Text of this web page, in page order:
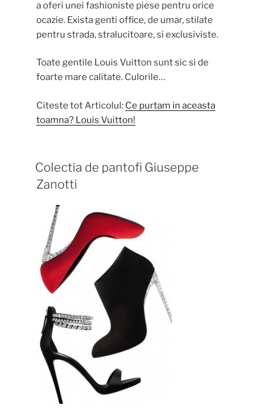
a oferi unei fashioniste piese pentru orice
ocazie. Exista genti office, de umar, stilate
pentru strada, stralucitoare, si exclusiviste.
Toate gentile Louis Vuitton sunt sic si de
foarte mare calitate. Culorile…
Citeste tot Articolul: Ce purtam in aceasta
toamna? Louis Vuitton!
Colectia de pantofi Giuseppe
Zanotti